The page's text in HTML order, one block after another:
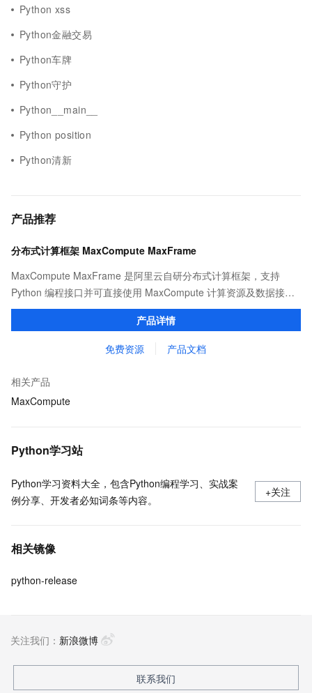
Python xss
Python金融交易
Python车牌
Python守护
Python__main__
Python position
Python清新
产品推荐
分布式计算框架 MaxCompute MaxFrame
MaxCompute MaxFrame 是阿里云自研分布式计算框架，支持
Python 编程接口并可直接使用 MaxCompute 计算资源及数据接
口，与 MaxCompute Notebook、镜像管理等功能共同构成
MaxCompute 完整 Python 开发生态。
产品详情
免费资源 产品文档
相关产品
MaxCompute
Python学习站
Python学习资料大全，包含Python编程学习、实战案
例分享、开发者必知词条等内容。
+关注
相关镜像
python-release
关注我们： 新浪微博
联系我们